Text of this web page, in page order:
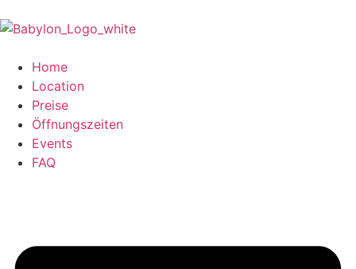
Home
Location
Preise
Öffnungszeiten
Events
FAQ